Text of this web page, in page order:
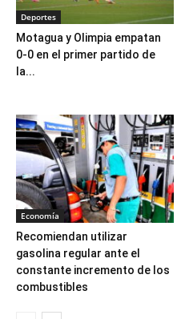
Deportes
Motagua y Olimpia empatan
0-0 en el primer partido de
la...
Economía
Recomiendan utilizar
gasolina regular ante el
constante incremento de los
combustibles